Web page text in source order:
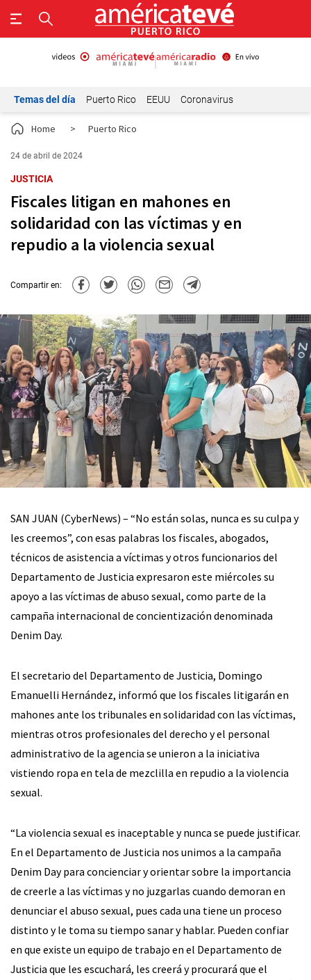
Temas del día Puerto Rico EEUU Coronavirus
Home > Puerto Rico
24 de abril de 2024
JUSTICIA
Fiscales litigan en mahones en
solidaridad con las víctimas y en
repudio a la violencia sexual
Compartir en:
SAN JUAN (CyberNews) – “No están solas, nunca es su culpa y
les creemos”, con esas palabras los fiscales, abogados,
técnicos de asistencia a víctimas y otros funcionarios del
Departamento de Justicia expresaron este miércoles su
apoyo a las víctimas de abuso sexual, como parte de la
campaña internacional de concientización denominada
Denim Day.
El secretario del Departamento de Justicia, Domingo
Emanuelli Hernández, informó que los fiscales litigarán en
mahones ante los tribunales en solidaridad con las víctimas,
mientras otros profesionales del derecho y el personal
administrativo de la agencia se unieron a la iniciativa
vistiendo ropa en tela de mezclilla en repudio a la violencia
sexual.
“La violencia sexual es inaceptable y nunca se puede justificar.
En el Departamento de Justicia nos unimos a la campaña
Denim Day para concienciar y orientar sobre la importancia
de creerle a las víctimas y no juzgarlas cuando demoran en
denunciar el abuso sexual, pues cada una tiene un proceso
distinto y le toma su tiempo sanar y hablar. Pueden confiar
en que existe un equipo de trabajo en el Departamento de
Justicia que les escuchará, les creerá y procurará que el